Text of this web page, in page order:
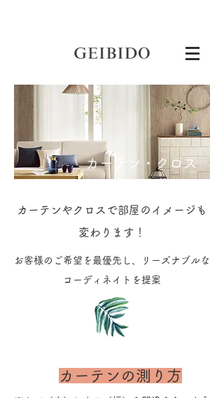
カーテン・クロス
カーテンやクロスで部屋のイメージも
変わります！
お客様のご希望を最優先し、リーズナブルな
コーディネイトを提案
カーテンの測り方